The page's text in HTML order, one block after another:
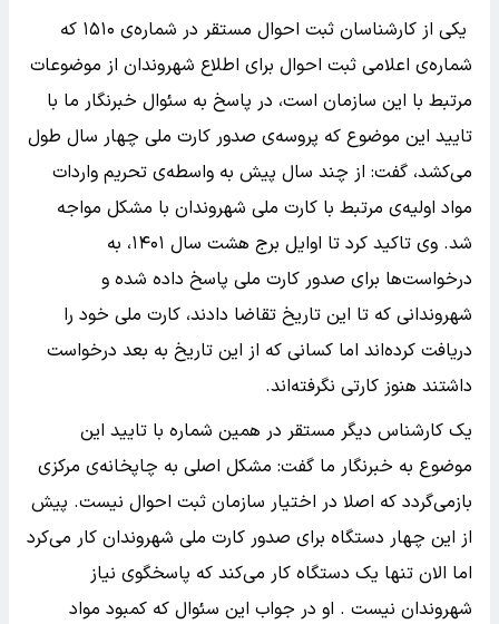
یکی از کارشناسان ثبت احوال مستقر در شماره‌ی ۱۵۱۰ که
شماره‌ی اعلامی ثبت احوال برای اطلاع شهروندان از موضوعات
مرتبط با این سازمان است، در پاسخ به سئوال خبرنگار ما با
تایید این موضوع که پروسه‌ی صدور کارت ملی چهار سال طول
می‌کشد، گفت: از چند سال پیش به واسطه‌ی تحریم واردات
مواد اولیه‌ی مرتبط با کارت ملی شهروندان با مشکل مواجه
شد. وی تاکید کرد تا اوایل برج هشت سال ۱۴۰۱، به
درخواست‌ها برای صدور کارت ملی پاسخ داده شده و
شهروندانی که تا این تاریخ تقاضا دادند، کارت ملی خود را
دریافت کرده‌اند اما کسانی که از این تاریخ به بعد درخواست
داشتند هنوز کارتی نگرفته‌اند.
یک کارشناس دیگر مستقر در همین شماره با تایید این
موضوع به خبرنگار ما گفت: مشکل اصلی به چاپخانه‌ی مرکزی
بازمی‌گردد که اصلا در اختیار سازمان ثبت احوال نیست. پیش
از این چهار دستگاه برای صدور کارت ملی شهروندان کار می‌کرد
اما الان تنها یک دستگاه کار می‌کند که پاسخگوی نیاز
شهروندان نیست . او در جواب این سئوال که کمبود مواد